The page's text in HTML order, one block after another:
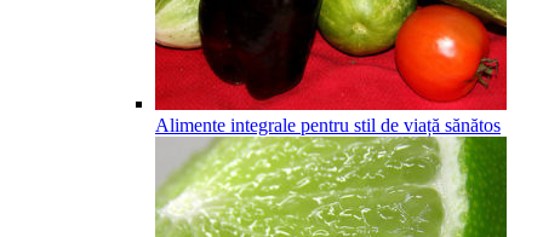
Alimente integrale pentru stil de viață sănătos